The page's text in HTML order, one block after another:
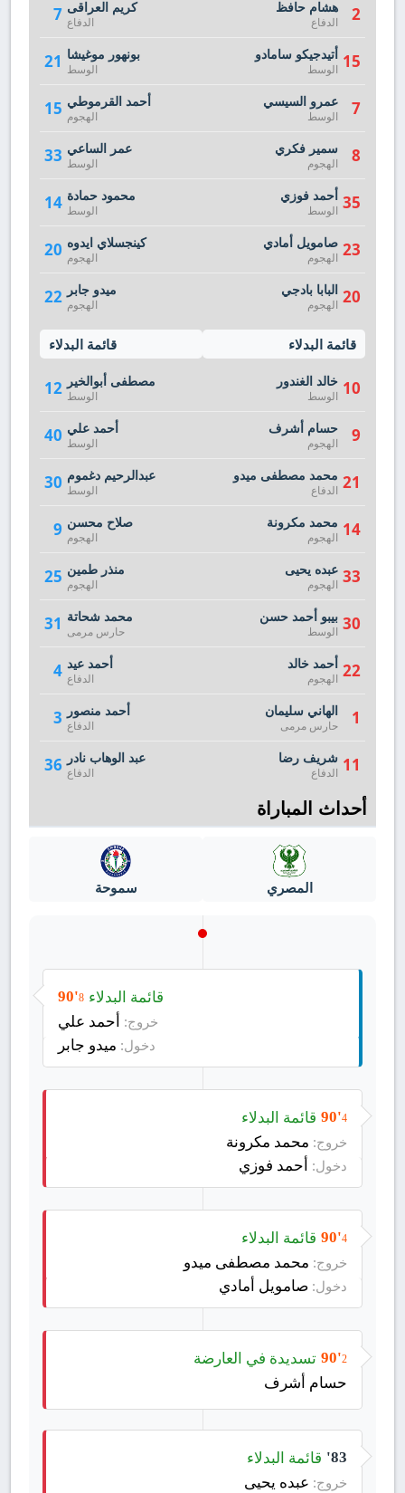
7 كريم العراقى
الدفاع
21 بونهور موغيشا
الوسط
15 أحمد القرموطي
الهجوم
33 عمر الساعي
الوسط
14 محمود حمادة
الوسط
20 كينجسلاي ايدوه
الهجوم
22 ميدو جابر
الهجوم
قائمة البدلاء
12 مصطفى أبوالخير
الوسط
40 أحمد علي
الوسط
30 عبدالرحيم دغموم
الوسط
9 صلاح محسن
الهجوم
25 منذر طمين
الهجوم
31 محمد شحاتة
حارس مرمى
4 أحمد عيد
الدفاع
3 أحمد منصور
الدفاع
36 عبد الوهاب نادر
الدفاع
2 هشام حافظ
الدفاع
15 أتيدجيكو سامادو
الوسط
7 عمرو السيسي
الوسط
8 سمير فكري
الهجوم
35 أحمد فوزي
الوسط
23 صامويل أمادي
الهجوم
20 البابا بادجي
الهجوم
قائمة البدلاء
10 خالد الغندور
الوسط
9 حسام أشرف
الهجوم
21 محمد مصطفى ميدو
الدفاع
14 محمد مكرونة
الهجوم
33 عبده يحيى
الهجوم
30 بيبو أحمد حسن
الوسط
22 أحمد خالد
الهجوم
1 الهاني سليمان
حارس مرمى
11 شريف رضا
الدفاع
أحداث المباراة
المصري سموحة
90'8 قائمة البدلاء
خروج: أحمد علي
دخول: ميدو جابر
90'4 قائمة البدلاء
خروج: محمد مكرونة
دخول: أحمد فوزي
90'4 قائمة البدلاء
خروج: محمد مصطفى ميدو
دخول: صامويل أمادي
90'2
تسديدة في العارضة
حسام أشرف
83' قائمة البدلاء
خروج: عبده يحيى